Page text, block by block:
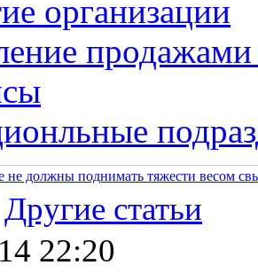
организации
должны поднимать тяжести весом
Другие статьи
22:20